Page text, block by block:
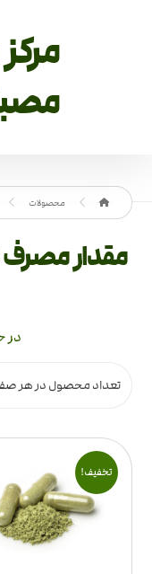
محصولات
مقدار
در
تخفیف!